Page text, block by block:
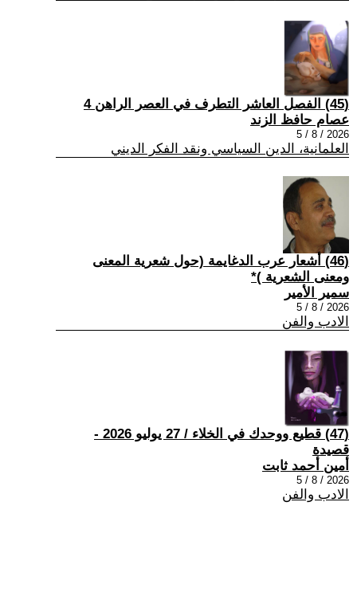
(45) الفصل العاشر التطرف في العصر الراهن 4
عصام حافظ الزند
2026 / 8 / 5
العلمانية، الدين السياسي ونقد الفكر الديني
(46) أشعار عرب الدغايمة (حول شعرية المعنى
ومعنى الشعرية )*
سمير الأمير
2026 / 8 / 5
الادب والفن
(47) قطيع ووحدك في الخلاء / 27 يوليو 2026 -
قصيدة
أمين أحمد ثابت
2026 / 8 / 5
الادب والفن